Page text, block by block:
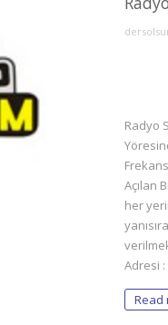
Radyo
Açılan
her
Adresi
Read